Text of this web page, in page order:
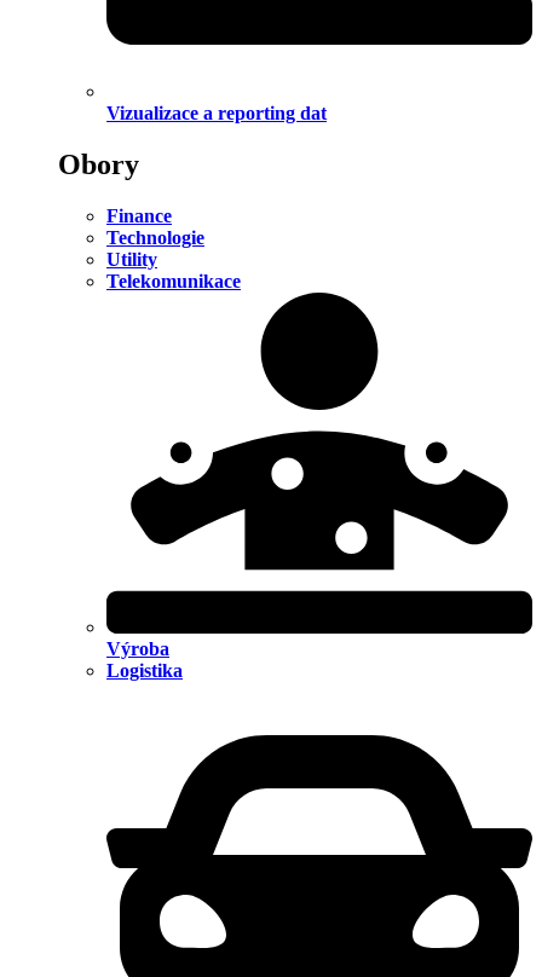
Vizualizace a reporting dat
Obory
Finance
Technologie
Utility
Telekomunikace
Výroba
Logistika